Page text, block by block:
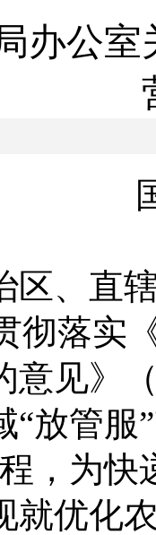
办公
区、直
彻落实
意见》
“放管
，为
就优化